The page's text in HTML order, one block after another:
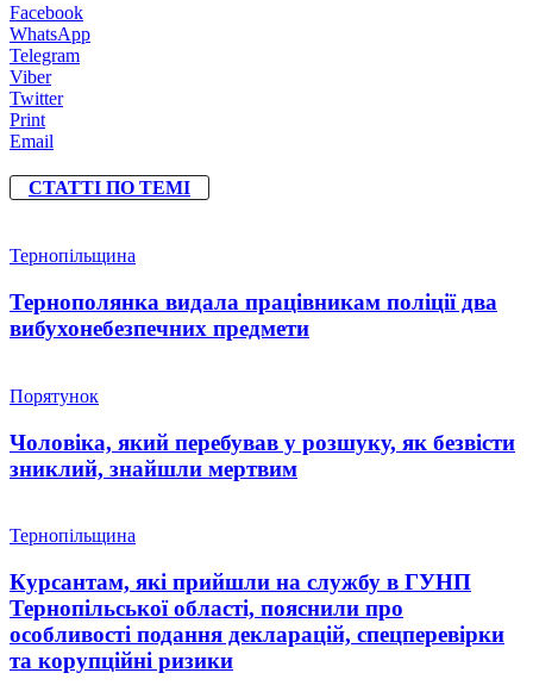
Facebook
WhatsApp
Telegram
Viber
Twitter
Print
Email
СТАТТІ ПО ТЕМІ
Тернопільщина
Тернополянка видала працівникам поліції два
вибухонебезпечних предмети
Порятунок
Чоловіка, який перебував у розшуку, як безвісти
зниклий, знайшли мертвим
Тернопільщина
Курсантам, які прийшли на службу в ГУНП
Тернопільської області, пояснили про
особливості подання декларацій, спецперевірки
та корупційні ризики